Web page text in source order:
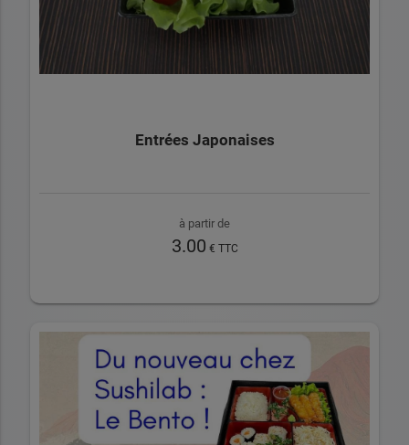
Entrées Japonaises
à partir de
3.00 € TTC